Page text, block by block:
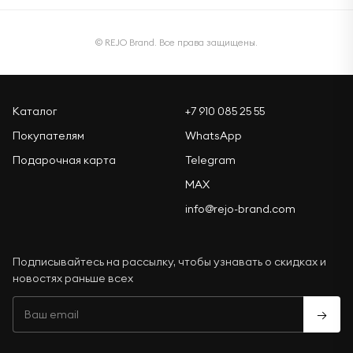
© REJO Brand. Все права защищены.
Каталог
Покупателям
Подарочная карта
+7 910 085 25 55
WhatsApp
Telegram
MAX
info@rejo-brand.com
Подписывайтесь на рассылку, чтобы узнавать о скидках и
новостях раньше всех
→